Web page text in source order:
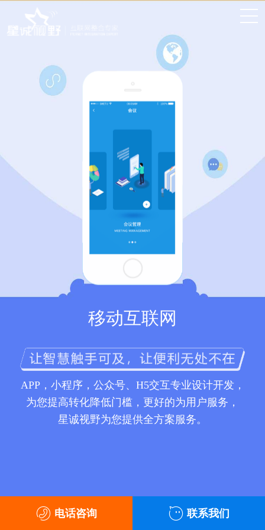
移动互联网
APP，小程序，公众号、H5交互专业设计开发，
为您提高转化降低门槛，更好的为用户服务，
星诚视野为您提供全方案服务。
电话咨询 联系我们